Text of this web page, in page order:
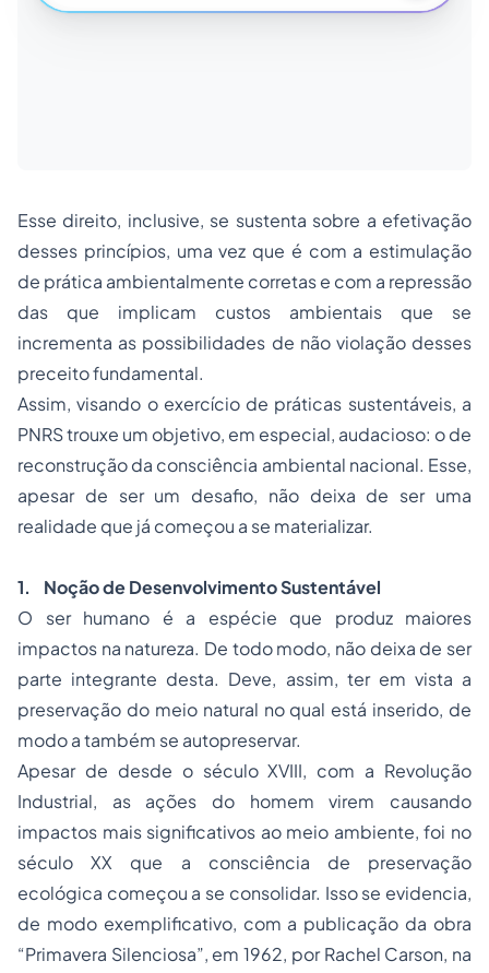
Esse direito, inclusive, se sustenta sobre a efetivação
desses princípios, uma vez que é com a estimulação
de prática ambientalmente corretas e com a repressão
das que implicam custos ambientais que se
incrementa as possibilidades de não violação desses
preceito fundamental.
Assim, visando o exercício de práticas sustentáveis, a
PNRS trouxe um objetivo, em especial, audacioso: o de
reconstrução da consciência ambiental nacional. Esse,
apesar de ser um desafio, não deixa de ser uma
realidade que já começou a se materializar.
1. Noção de Desenvolvimento Sustentável
O ser humano é a espécie que produz maiores
impactos na natureza. De todo modo, não deixa de ser
parte integrante desta. Deve, assim, ter em vista a
preservação do meio natural no qual está inserido, de
modo a também se autopreservar.
Apesar de desde o século XVIII, com a Revolução
Industrial, as ações do homem virem causando
impactos mais significativos ao meio ambiente, foi no
século XX que a consciência de preservação
ecológica começou a se consolidar. Isso se evidencia,
de modo exemplificativo, com a publicação da obra
“Primavera Silenciosa”, em 1962, por Rachel Carson, na